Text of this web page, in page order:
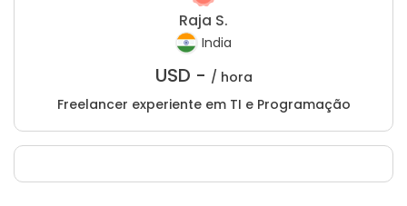
Raja S.
India
USD - / hora
Freelancer experiente em TI e Programação